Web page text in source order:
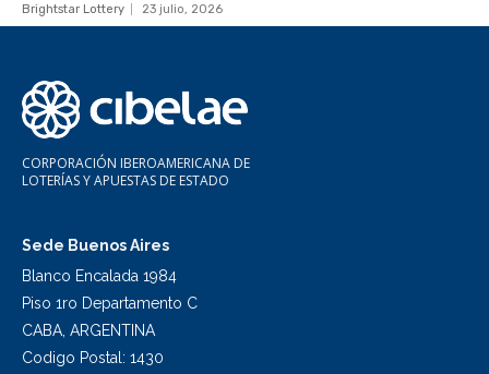
Brightstar Lottery 23 julio, 2026
CORPORACIÓN IBEROAMERICANA DE
LOTERÍAS Y APUESTAS DE ESTADO
Sede Buenos Aires
Blanco Encalada 1984
Piso 1ro Departamento C
CABA, ARGENTINA
Codigo Postal: 1430